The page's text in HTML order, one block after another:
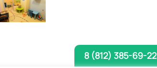
8 (812) 385-69-22